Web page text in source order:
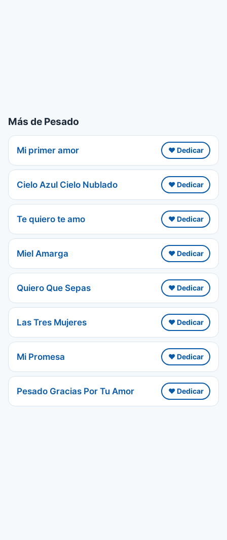
Más de Pesado
Mi primer amor ❤️ Dedicar
Cielo Azul Cielo Nublado ❤️ Dedicar
Te quiero te amo ❤️ Dedicar
Miel Amarga ❤️ Dedicar
Quiero Que Sepas ❤️ Dedicar
Las Tres Mujeres ❤️ Dedicar
Mi Promesa ❤️ Dedicar
Pesado Gracias Por Tu Amor ❤️ Dedicar